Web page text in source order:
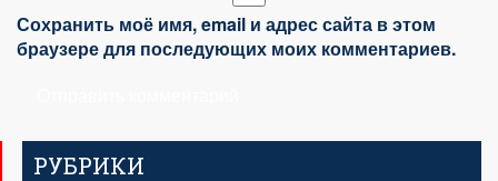
Сохранить моё имя, email и адрес сайта в этом
браузере для последующих моих комментариев.
РУБРИКИ